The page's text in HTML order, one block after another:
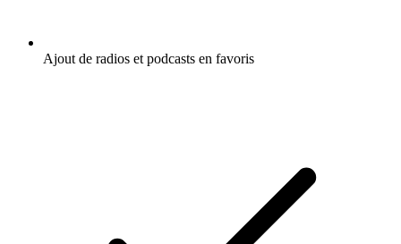
Ajout de radios et podcasts en favoris